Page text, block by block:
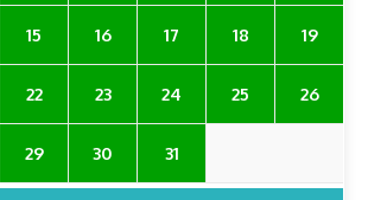
15 16 17 18 19
22 23 24 25 26
29 30 31